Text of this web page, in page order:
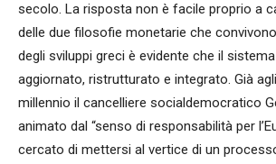
secolo. La risposta non è facile proprio a
delle due filosofie monetarie che convivono
degli sviluppi greci è evidente che il sistema
aggiornato, ristrutturato e integrato. Già
millennio il cancelliere socialdemocratico
animato dal “senso di responsabilità per
cercato di mettersi al vertice di un